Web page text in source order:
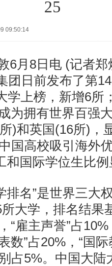
25
09:50:14
8日电 (记者郑
团日前发布了第
学上榜，新增6所
为拥有世界百强
)和英国(16所)，
国高校吸引海外
和国际学位生比
名”是世界三大
大学，排名结果
“雇主声誉”占10%
数”占20%，“国
占5%。中国大